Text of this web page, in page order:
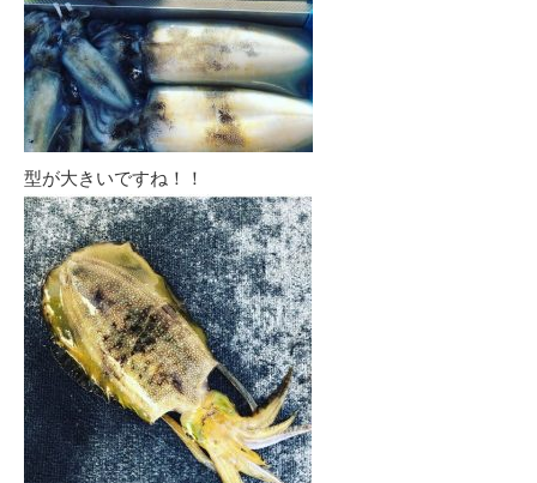
型が大きいですね！！